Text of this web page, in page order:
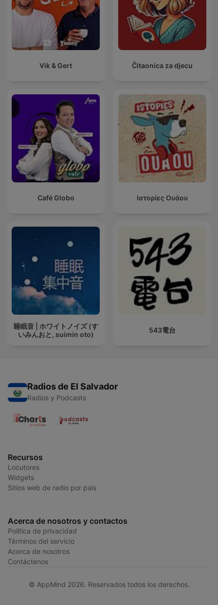
Vik & Gert Čitaonica za djecu
Café Globo Ιστορίες Ουάου
睡眠音 | ホワイトノイズ (す
いみんおと, suimin oto)
543電台
Radios de El Salvador
Radios y Podcasts
Recursos
Locutores
Widgets
Sitios web de radio por país
Acerca de nosotros y contactos
Política de privacidad
Términos del servicio
Acerca de nosotros
Contáctenos
© AppMind 2026. Reservados todos los derechos.